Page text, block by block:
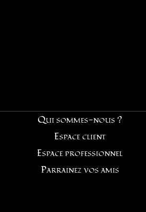
Qui sommes-nous ?
Espace client
Espace professionnel
Parrainez vos amis